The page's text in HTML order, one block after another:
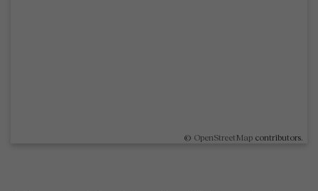
© OpenStreetMap contributors.